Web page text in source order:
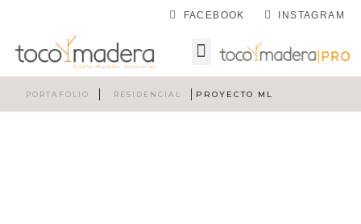
FACEBOOK INSTAGRAM
PORTAFOLIO RESIDENCIAL PROYECTO ML